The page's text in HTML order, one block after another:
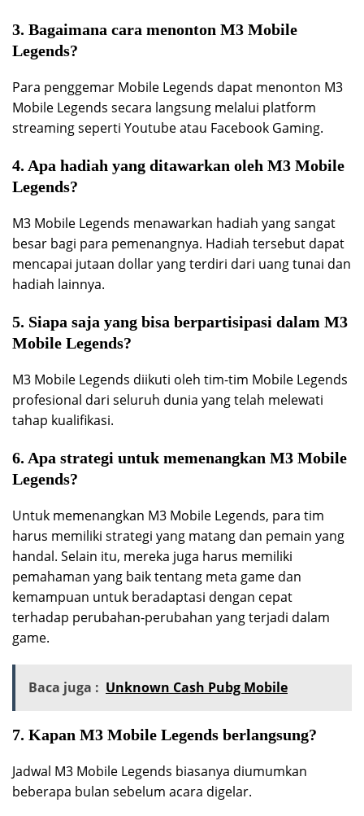
3. Bagaimana cara menonton M3 Mobile
Legends?
Para penggemar Mobile Legends dapat menonton M3
Mobile Legends secara langsung melalui platform
streaming seperti Youtube atau Facebook Gaming.
4. Apa hadiah yang ditawarkan oleh M3 Mobile
Legends?
M3 Mobile Legends menawarkan hadiah yang sangat
besar bagi para pemenangnya. Hadiah tersebut dapat
mencapai jutaan dollar yang terdiri dari uang tunai dan
hadiah lainnya.
5. Siapa saja yang bisa berpartisipasi dalam M3
Mobile Legends?
M3 Mobile Legends diikuti oleh tim-tim Mobile Legends
profesional dari seluruh dunia yang telah melewati
tahap kualifikasi.
6. Apa strategi untuk memenangkan M3 Mobile
Legends?
Untuk memenangkan M3 Mobile Legends, para tim
harus memiliki strategi yang matang dan pemain yang
handal. Selain itu, mereka juga harus memiliki
pemahaman yang baik tentang meta game dan
kemampuan untuk beradaptasi dengan cepat
terhadap perubahan-perubahan yang terjadi dalam
game.
Baca juga : Unknown Cash Pubg Mobile
7. Kapan M3 Mobile Legends berlangsung?
Jadwal M3 Mobile Legends biasanya diumumkan
beberapa bulan sebelum acara digelar.